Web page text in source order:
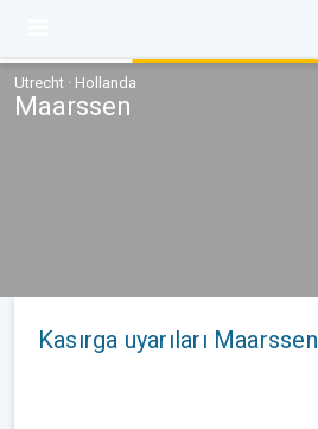
Utrecht · Hollanda
Maarssen
Kasırga uyarıları Maarssen